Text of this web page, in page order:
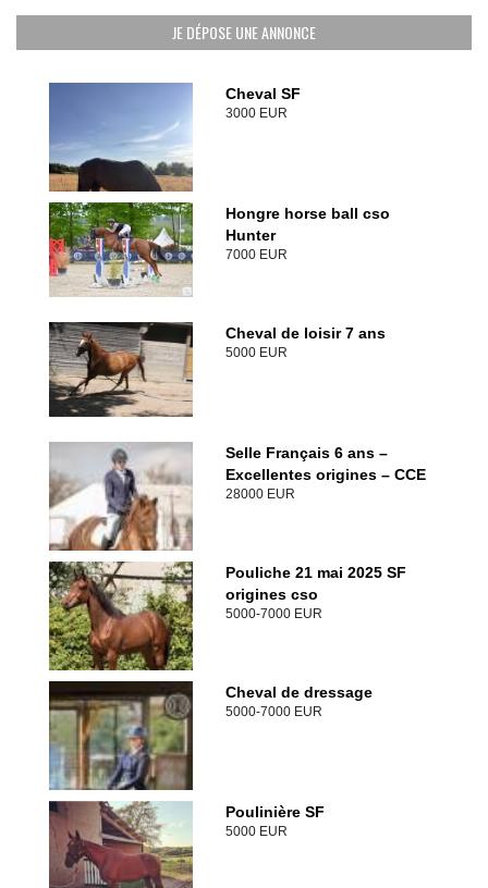
JE DÉPOSE UNE ANNONCE
Cheval SF
3000 EUR
Hongre horse ball cso
Hunter
7000 EUR
Cheval de loisir 7 ans
5000 EUR
Selle Français 6 ans –
Excellentes origines – CCE
28000 EUR
Pouliche 21 mai 2025 SF
origines cso
5000-7000 EUR
Cheval de dressage
5000-7000 EUR
Poulinière SF
5000 EUR